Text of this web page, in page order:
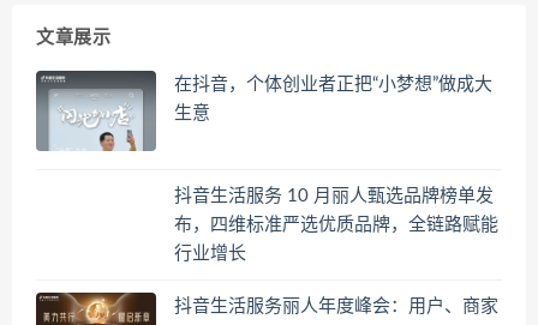
文章展示
在抖音，个体创业者正把“小梦想”做成大
生意
抖音生活服务 10 月丽人甄选品牌榜单发
布，四维标准严选优质品牌，全链路赋能
行业增长
抖音生活服务丽人年度峰会：用户、商家